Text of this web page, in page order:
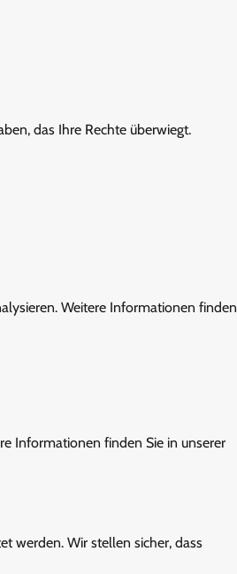
das Ihre Rechte überwiegt.
Weitere Informationen finden
Informationen finden Sie in unserer
werden. Wir stellen sicher, dass